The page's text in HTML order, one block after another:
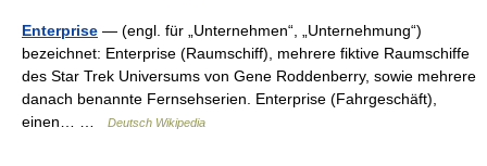
Enterprise — (engl. für „Unternehmen“, „Unternehmung“)
bezeichnet: Enterprise (Raumschiff), mehrere fiktive Raumschiffe
des Star Trek Universums von Gene Roddenberry, sowie mehrere
danach benannte Fernsehserien. Enterprise (Fahrgeschäft),
einen… …
Deutsch Wikipedia